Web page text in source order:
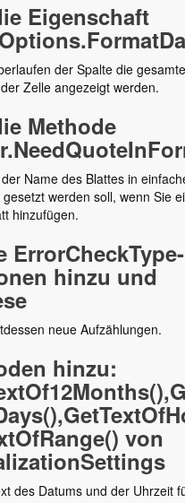
Eigenschaft
der Spalte die
Zelle angezeigt werden.
Methode
Name des Blattes in
werden soll, wenn Sie
hinzufügen.
ErrorCheckType-
hinzu und
neue Aufzählungen.
hinzu:
von
des Datums und der Uhrzeit